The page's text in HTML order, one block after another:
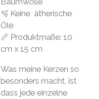
🫧 Keine ätherische
Öle
📏 Produktmaße: 10
cm x 15 cm
Was meine Kerzen so
besonders macht, ist
dass jede einzelne